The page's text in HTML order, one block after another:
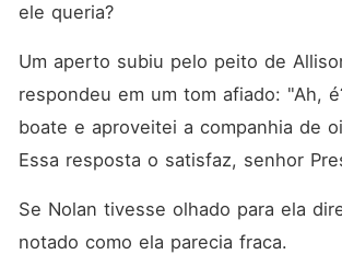
ele queria?
Um aperto subiu pelo peito de
respondeu em um tom afiado: "Ah,
boate e aproveitei a companhia de
Essa resposta o satisfaz, senhor
Se Nolan tivesse olhado para ela
notado como ela parecia fraca.